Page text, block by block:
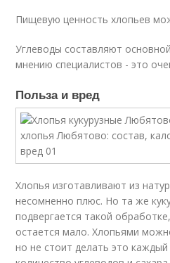
Пищевую ценность хлопьев
Углеводы составляют
мнению специалистов - это
Польза и вред
Хлопья изготавливают из
несомненно плюс. Но та же
подвергается такой
остается мало. Хлопьями
но не стоит делать это